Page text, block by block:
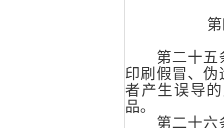
第二十五
印刷假冒、
者产生误导
品。
第二十六